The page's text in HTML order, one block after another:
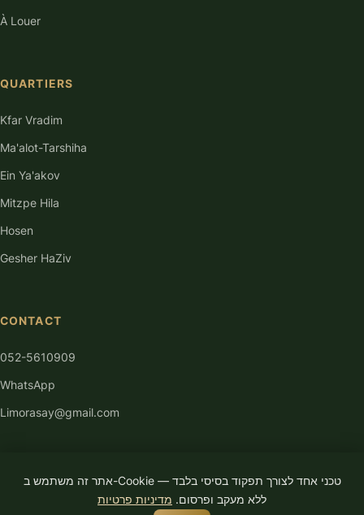
À Louer
QUARTIERS
Kfar Vradim
Ma'alot-Tarshiha
Ein Ya'akov
Mitzpe Hila
Hosen
Gesher HaZiv
CONTACT
052-5610909
WhatsApp
Limorasay@gmail.com
אתר זה משתמש ב-Cookie טכני אחד לצורך תפקוד בסיסי בלבד —
ללא מעקב ופרסום. מדיניות פרטיות